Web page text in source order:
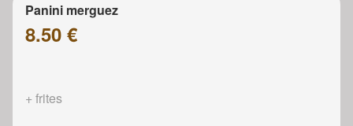
Panini merguez
8.50 €
+ frites